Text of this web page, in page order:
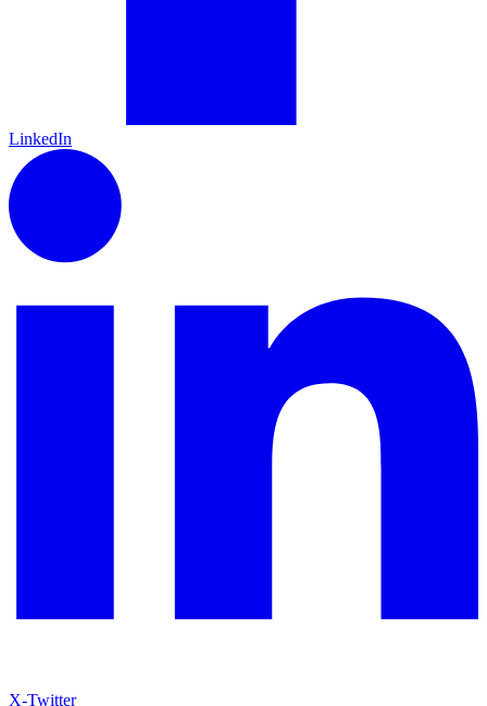
LinkedIn
X-Twitter